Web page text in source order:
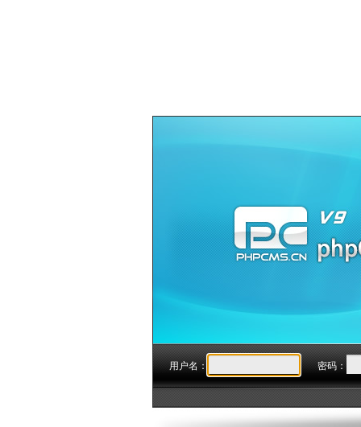
用户名： 密码：